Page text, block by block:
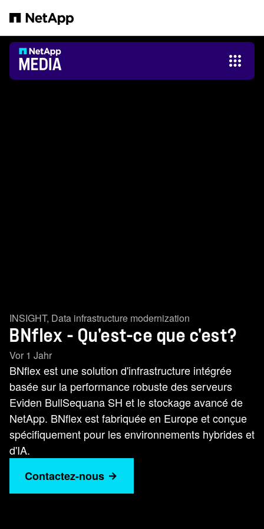
INSIGHT, Data infrastructure modernization
BNflex - Qu'est-ce que c'est?
Vor 1 Jahr
BNflex est une solution d'infrastructure intégrée
basée sur la performance robuste des serveurs
Eviden BullSequana SH et le stockage avancé de
NetApp. BNflex est fabriquée en Europe et conçue
spécifiquement pour les environnements hybrides et
d'IA.
Contactez-nous